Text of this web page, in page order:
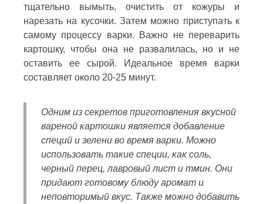
тщательно вымыть, очистить от кожуры и
нарезать на кусочки. Затем можно приступать к
самому процессу варки. Важно не переварить
картошку, чтобы она не развалилась, но и не
оставить ее сырой. Идеальное время варки
составляет около 20-25 минут.
Одним из секретов приготовления вкусной
вареной картошки является добавление
специй и зелени во время варки. Можно
использовать такие специи, как соль,
черный перец, лавровый лист и тмин. Они
придают готовому блюду аромат и
неповторимый вкус. Также можно добавить